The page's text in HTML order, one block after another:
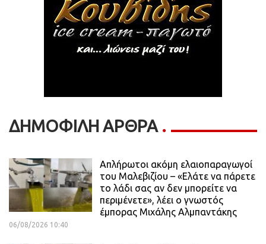
ΔΗΜΟΦΙΛΗ ΑΡΘΡΑ
Απλήρωτοι ακόμη ελαιοπαραγωγοί
του Μαλεβιζίου – «Ελάτε να πάρετε
το λάδι σας αν δεν μπορείτε να
περιμένετε», λέει ο γνωστός
έμπορας Μιχάλης Αλμπαντάκης
06/08/2026 10:40